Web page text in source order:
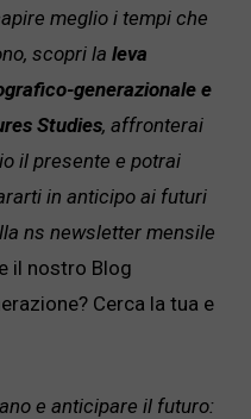
meglio i tempi che
scopri laleva
generazionale e
Studies, affronterai
il presente e potrai
in anticipo ai futuri
ns newsletter mensile
il nostro Blog
Cerca la tua e
e anticipare il futuro: